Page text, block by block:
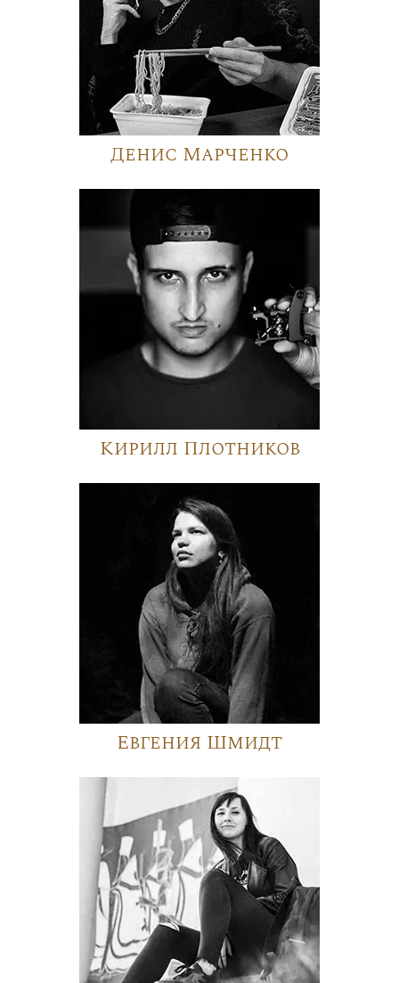
Денис Марченко
Кирилл Плотников
Евгения Шмидт